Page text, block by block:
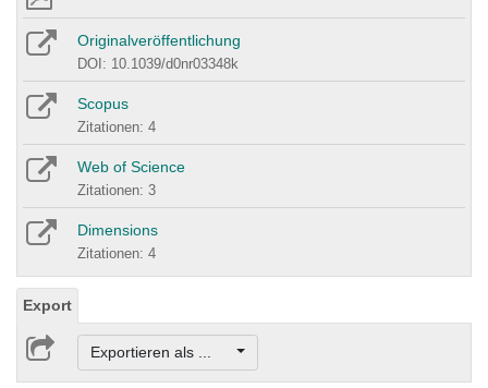
Originalveröffentlichung
DOI: 10.1039/d0nr03348k
Scopus
Zitationen: 4
Web of Science
Zitationen: 3
Dimensions
Zitationen: 4
Export
Exportieren als ...